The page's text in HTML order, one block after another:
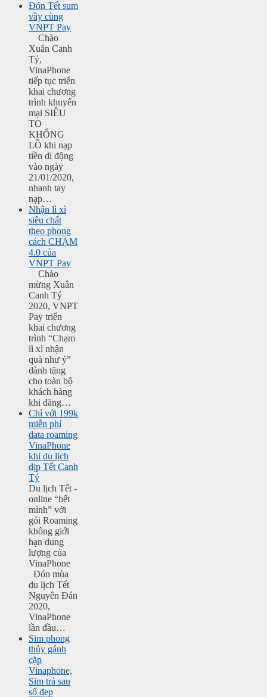
Đón Tết sum
vầy cùng
VNPT Pay
Chào
Xuân Canh
Tý,
VinaPhone
tiếp tục triển
khai chương
trình khuyến
mại SIÊU
TO
KHỔNG
LỒ khi nạp
tiền di động
vào ngày
21/01/2020,
nhanh tay
nạp…
Nhận lì xì
siêu chất
theo phong
cách CHẠM
4.0 của
VNPT Pay
Chào
mừng Xuân
Canh Tý
2020, VNPT
Pay triển
khai chương
trình “Chạm
lì xì nhận
quà như ý”
dành tặng
cho toàn bộ
khách hàng
khi đăng…
Chỉ với 199k
miễn phí
data roaming
VinaPhone
khi du lịch
dịp Tết Canh
Tý
Du lịch Tết -
online “hết
mình” với
gói Roaming
không giới
hạn dung
lượng của
VinaPhone
Đón mùa
du lịch Tết
Nguyên Đán
2020,
VinaPhone
lần đầu…
Sim phong
thủy gánh
cặp
Vinaphone,
Sim trả sau
số đẹp